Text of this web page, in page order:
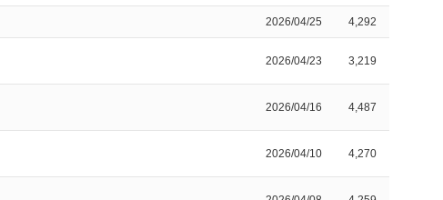
2026/04/25 4,292
2026/04/23 3,219
2026/04/16 4,487
2026/04/10 4,270